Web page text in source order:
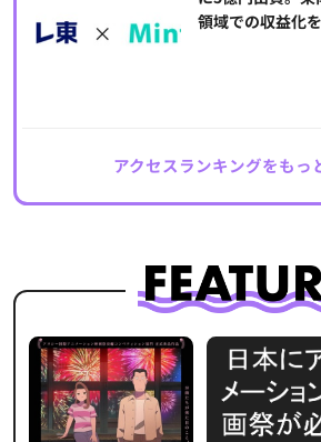
領域での収益化
アクセスランキングをもっ